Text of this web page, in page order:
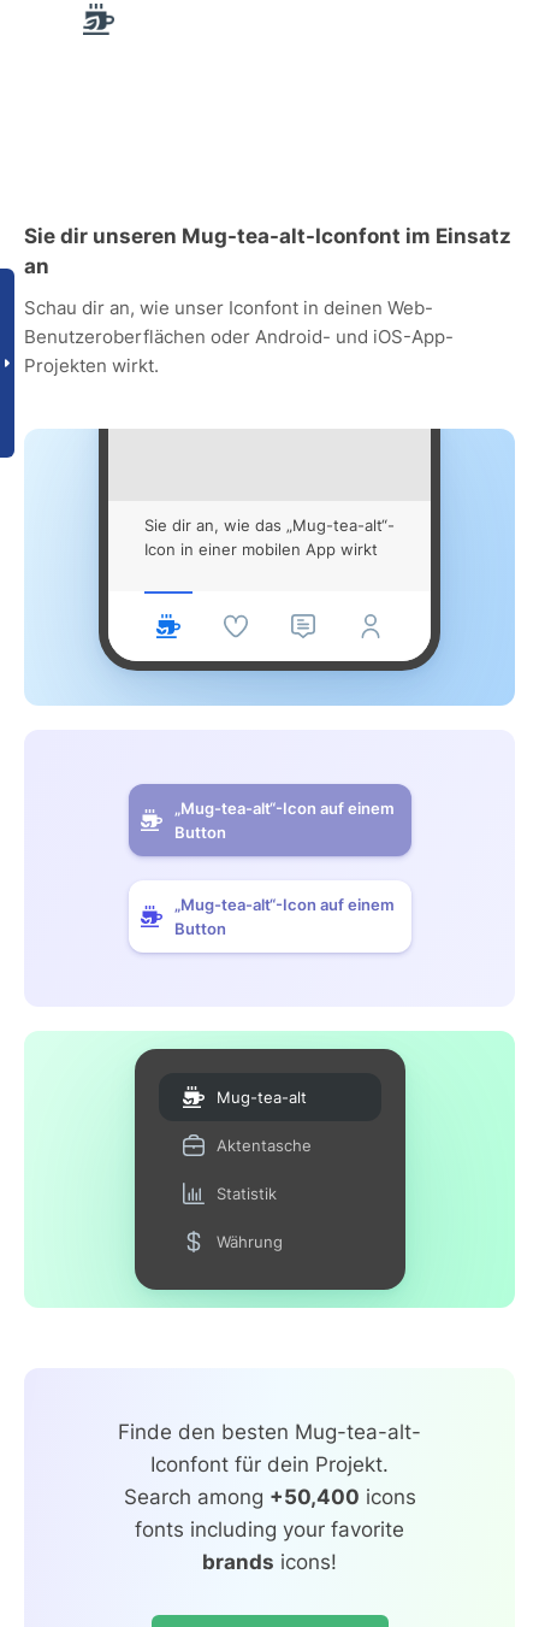
Sie dir unseren Mug-tea-alt-Iconfont im Einsatz
an
Schau dir an, wie unser Iconfont in deinen Web-
Benutzeroberflächen oder Android- und iOS-App-
Projekten wirkt.
Sie dir an, wie das „Mug-tea-alt“-
Icon in einer mobilen App wirkt
„Mug-tea-alt“-Icon auf einem
Button
„Mug-tea-alt“-Icon auf einem
Button
Mug-tea-alt
Aktentasche
Statistik
Währung
Finde den besten Mug-tea-alt-
Iconfont für dein Projekt.
Search among +50,400 icons
fonts including your favorite
brands icons!